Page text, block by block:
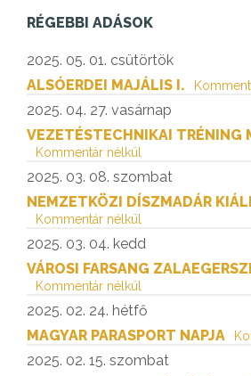
RÉGEBBI ADÁSOK
2025. 05. 01. csütörtök
ALSÓERDEI MAJÁLIS I.
2025. 04. 27. vasárnap
VEZETÉSTECHNIKAI TRÉNING
Kommentár nélkül
2025. 03. 08. szombat
NEMZETKÖZI DÍSZMADÁR
Kommentár nélkül
2025. 03. 04. kedd
VÁROSI FARSANG
Kommentár nélkül
2025. 02. 24. hétfő
MAGYAR PARASPORT NAPJA
2025. 02. 15. szombat